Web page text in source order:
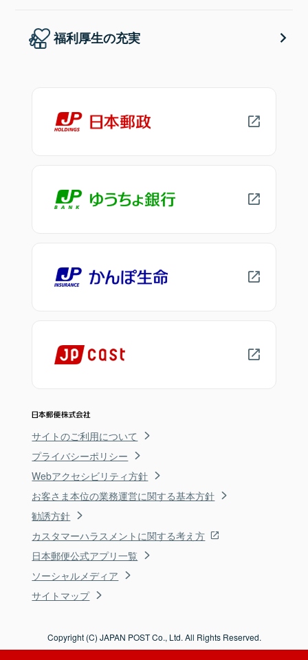
福利厚生の充実
サイトのご利用について
プライバシーポリシー
Webアクセシビリティ方針
お客さま本位の業務運営に関する基本方針
勧誘方針
カスタマーハラスメントに関する考え方
日本郵便公式アプリ一覧
ソーシャルメディア
サイトマップ
Copyright (C) JAPAN POST Co., Ltd. All Rights Reserved.